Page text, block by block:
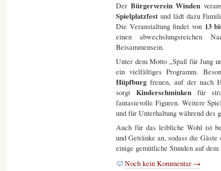
Der Bürgerverein Winden
Spielplatzfest und lädt dazu
Die Veranstaltung findet von 13
einen abwechslungsreichen
Beisammensein.
Unter dem Motto „Spaß für Jung
ein vielfältiges Programm.
Hüpfburg freuen, auf der nach
sorgt Kinderschminkenfür
fantasievolle Figuren. Weitere
und für Unterhaltung während des
Auch für das leibliche Wohl ist
und Getränke an, sodass die
einige gemütliche Stunden auf
Noch kein Kommentar →